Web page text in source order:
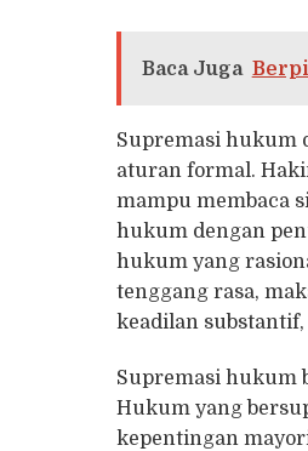
Baca Juga
Supremasi hukum
aturan formal.
mampu membaca
hukum dengan
hukum yang
tenggang rasa,
keadilan
Supremasi hukum
Hukum yang
kepentingan